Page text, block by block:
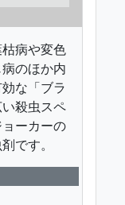
病や変色
のほか内
な「ブラ
殺虫スペ
ーカーの
です。